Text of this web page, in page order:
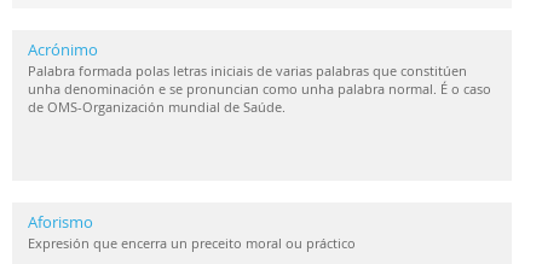
Acrónimo
Palabra formada polas letras iniciais de varias palabras que constitúen
unha denominación e se pronuncian como unha palabra normal. É o caso
de OMS-Organización mundial de Saúde.
Aforismo
Expresión que encerra un preceito moral ou práctico